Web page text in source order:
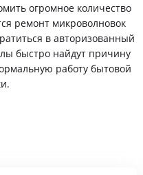
огромное количество
ремонт микроволновок
в авторизованный
быстро найдут причину
работу бытовой